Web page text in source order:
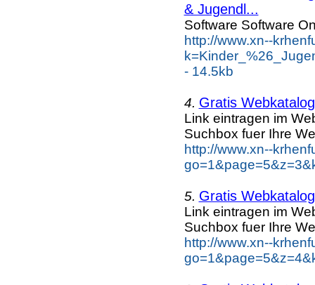
& Jugendl...
Software Software
http://www.xn--
- 14.5kb
4. Gratis
Link eintragen im
Suchbox fuer Ihre
http://www.xn--
5. Gratis
Link eintragen im
Suchbox fuer Ihre
http://www.xn--